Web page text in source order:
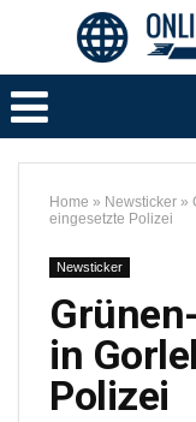
Home » Newsticker »
eingesetzte Polizei
Newsticker
in
Polizei